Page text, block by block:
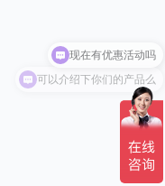
可以介绍下你们的产品么